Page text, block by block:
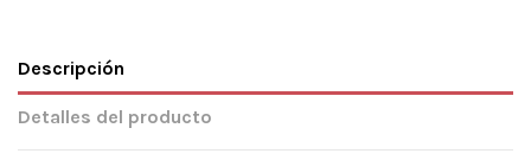
Descripción
Detalles del producto